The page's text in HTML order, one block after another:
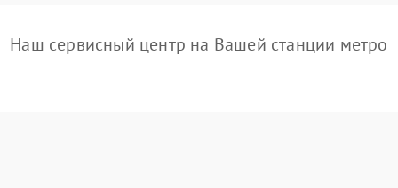
Наш сервисный центр на Вашей станции метро